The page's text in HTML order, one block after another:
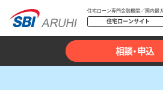
住宅ローン専門金融機関／国内最
住宅ローンサイト
相談・申込